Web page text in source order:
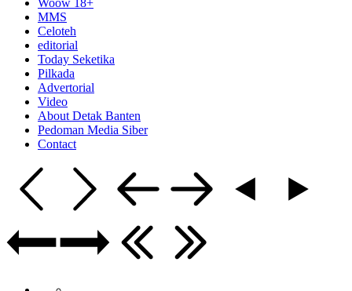
MMS
Celoteh
editorial
Today Seketika
Pilkada
Advertorial
Video
About Detak Banten
Pedoman Media Siber
Contact